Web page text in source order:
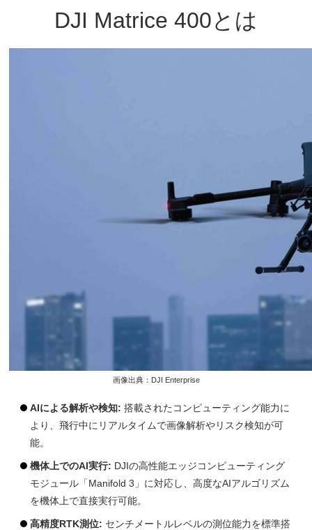
DJI Matrice 400とは
画像出典：DJI Enterprise
AIによる解析や検知: 搭載されたコンピューティング能力に
より、飛行中にリアルタイムで画像解析やリスク検知が可
能。
機体上でのAI実行: DJIの高性能エッジコンピューティング
モジュール「Manifold 3」に対応し、高度なAIアルゴリズム
を機体上で直接実行可能。
高精度RTK測位: センチメートルレベルの測位能力を標準搭